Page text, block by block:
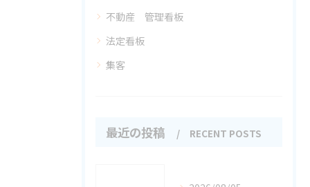
不動産 管理看板
法定看板
集客
最近の投稿 RECENT POSTS